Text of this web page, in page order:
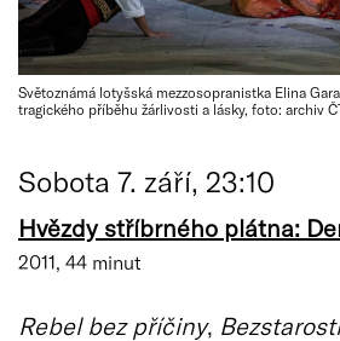
Světoznámá lotyšská mezzosopranistka Elina
tragického příběhu žárlivosti a lásky, foto: archiv
Sobota 7. září, 23:10
Hvězdy stříbrného plátna:
2011, 44 minut
Rebel bez příčiny,